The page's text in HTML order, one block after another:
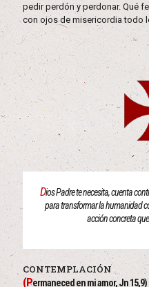
pedir perdón y perdonar. Qué
con ojos de misericordia todo
Dios Padre te necesita, cuenta
para transformar la humanidad
acción concreta
CONTEMPLACIÓN
(Permaneced en mi amor, Jn 15,9)